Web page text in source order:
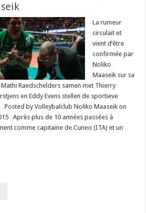
La rumeur
circulait et
vient d’être
confirmée par
Noliko
Maaseik sur sa
Raedschelders samen met Thierry
en Eddy Evens stellen de sportieve
by Volleybalclub Noliko Maaseik on
Après plus de 10 années passées à
comme capitaine de Cuneo (ITA) et un